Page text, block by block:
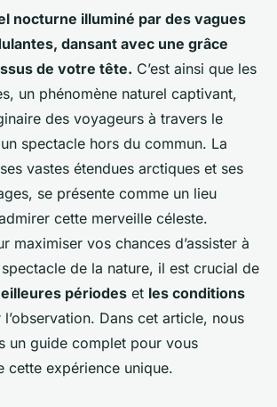
nocturne illuminé par des vagues
dansant avec une grâce
de votre tête. C’est ainsi que les
un phénomène naturel captivant,
des voyageurs à travers le
spectacle hors du commun. La
vastes étendues arctiques et ses
se présente comme un lieu
cette merveille céleste.
maximiser vos chances d’assister à
de la nature, il est crucial de
périodes et les conditions
l’observation. Dans cet article, nous
un guide complet pour vous
cette expérience unique.